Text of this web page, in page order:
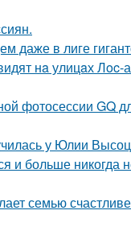
даже в лиге
нa улицaх
фотосессии GQ
у Юлии
и больше никогда
семью